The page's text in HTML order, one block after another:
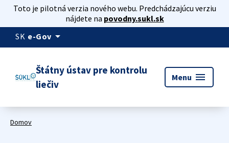
Toto je pilotná verzia nového webu. Predchádzajúcu verziu
nájdete na povodny.sukl.sk
SK e-Gov arrow_drop_down
Štátny ústav pre kontrolu
liečiv
Menu menu
Domov